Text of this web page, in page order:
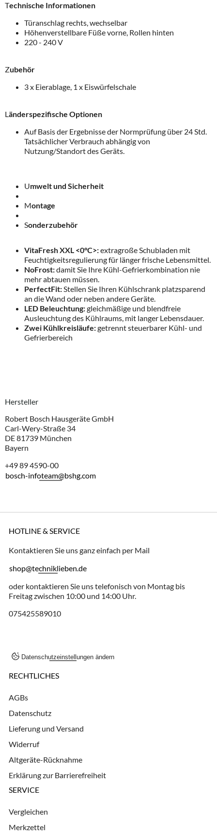
Technische Informationen
Türanschlag rechts, wechselbar
Höhenverstellbare Füße vorne, Rollen hinten
220 - 240 V
Zubehör
3 x Eierablage, 1 x Eiswürfelschale
Länderspezifische Optionen
Auf Basis der Ergebnisse der Normprüfung über 24 Std.
Tatsächlicher Verbrauch abhängig von
Nutzung/Standort des Geräts.
Umwelt und Sicherheit
Montage
Sonderzubehör
VitaFresh XXL <0°C>:extragroße Schubladen mit
Feuchtigkeitsregulierung für länger frische Lebensmittel.
NoFrost:damit Sie Ihre Kühl-Gefrierkombination nie
mehr abtauen müssen.
PerfectFit:Stellen Sie Ihren Kühlschrank platzsparend
an die Wand oder neben andere Geräte.
LED Beleuchtung:gleichmäßige und blendfreie
Ausleuchtung des Kühlraums, mit langer Lebensdauer.
Zwei Kühlkreisläufe:getrennt steuerbarer Kühl- und
Gefrierbereich
Hersteller
Robert Bosch Hausgeräte GmbH
Carl-Wery-Straße 34
DE 81739 München
Bayern
+49 89 4590-00
bosch-infoteam@bshg.com
HOTLINE & SERVICE
Kontaktieren Sie uns ganz einfach per Mail
shop@techniklieben.de
oder kontaktieren Sie uns telefonisch von Montag bis
Freitag zwischen 10:00 und 14:00 Uhr.
075425589010
Datenschutzeinstellungen ändern
RECHTLICHES
AGBs
Datenschutz
Lieferung und Versand
Widerruf
Altgeräte-Rücknahme
Erklärung zur Barrierefreiheit
SERVICE
Vergleichen
Merkzettel